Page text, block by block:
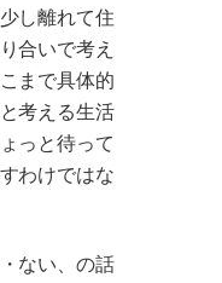
し離れて住
合いで考え
まで具体的
考える生活
っと待って
わけではな
ない、の話